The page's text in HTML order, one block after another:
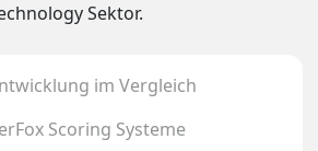
Sektor.
im Vergleich
Scoring Systeme